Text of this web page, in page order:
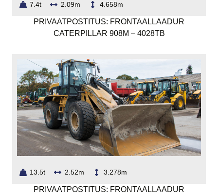
7.4t 2.09m 4.658m
PRIVAATPOSTITUS: FRONTAALLAADUR
CATERPILLAR 908M – 4028TB
13.5t 2.52m 3.278m
PRIVAATPOSTITUS: FRONTAALLAADUR